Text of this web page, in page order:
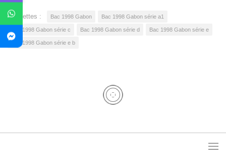
Étiquettes : Bac 1998 Gabon Bac 1998 Gabon série a1
Bac 1998 Gabon série c Bac 1998 Gabon série d Bac 1998 Gabon série e
Bac 1998 Gabon série e b